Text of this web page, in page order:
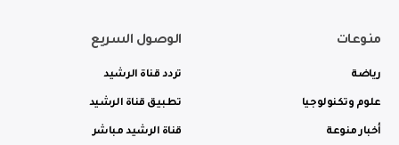
منوعات
رياضة
علوم وتكنولوجيا
أخبار منوعة
الوصول السريع
تردد قناة الرشيد
تطبيق قناة الرشيد
قناة الرشيد مباشر